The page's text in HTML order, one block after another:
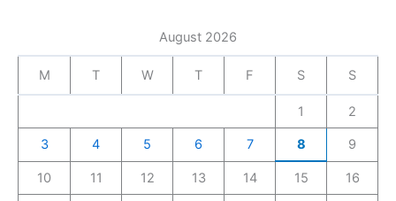
August 2026
M T W T F S S
1 2
3 4 5 6 7 8 9
10 11 12 13 14 15 16